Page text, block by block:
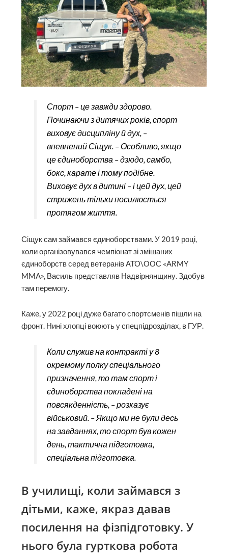
Спорт – це завжди здорово.
Починаючи з дитячих років, спорт
виховує дисципліну й дух, –
впевнений Сіщук. – Особливо, якщо
це єдиноборства – дзюдо, самбо,
бокс, карате і тому подібне.
Виховує дух в дитині – і цей дух, цей
стрижень тільки посилюється
протягом життя.
Сіщук сам займався єдиноборствами. У 2019 році,
коли організовувався чемпіонат зі змішаних
єдиноборств серед ветеранів АТО\ООС «ARMY
MMA», Василь представляв Надвірнянщину. Здобув
там перемогу.
Каже, у 2022 році дуже багато спортсменів пішли на
фронт. Нині хлопці воюють у спецпідрозділах, в ГУР.
Коли служив на контракті у 8
окремому полку спеціального
призначення, то там спорт і
єдиноборства покладені на
повсякденність, – розказує
військовий. – Якщо ми не були десь
на завданнях, то спорт був кожен
день, тактична підготовка,
спеціальна підготовка.
В училищі, коли займався з
дітьми, каже, якраз давав
посилення на фізпідготовку. У
нього була гурткова робота